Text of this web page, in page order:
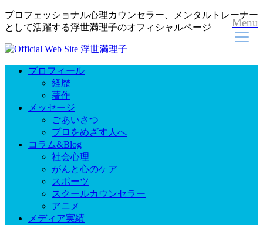
プロフェッショナル心理カウンセラー、メンタルトレーナー
として活躍する浮世満理子のオフィシャルページ
Menu
プロフィール
経歴
著作
メッセージ
ごあいさつ
プロをめざす人へ
コラム&Blog
社会心理
がんと心のケア
スポーツ
スクールカウンセラー
アニメ
メディア実績